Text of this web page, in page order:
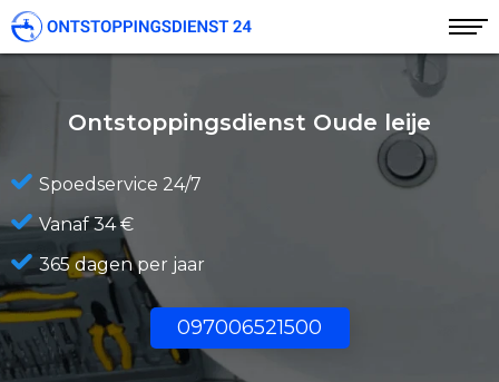
Ontstoppingsdienst Oude leije
Spoedservice 24/7
Vanaf 34 €
365 dagen per jaar
097006521500